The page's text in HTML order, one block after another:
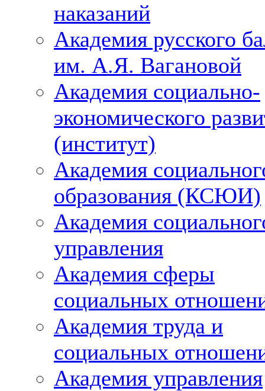
наказаний
Академия русского
им. А.Я. Вагановой
Академия социально-
экономического
(институт)
Академия
образования (КСЮИ)
Академия
управления
Академия сферы
социальных
Академия труда и
социальных
Академия управления